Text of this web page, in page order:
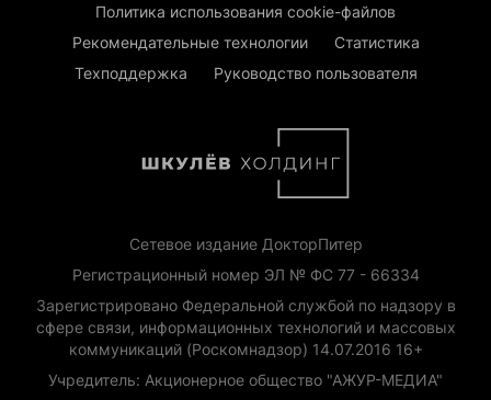
Политика использования cookie-файлов
Рекомендательные технологии
Статистика
Техподдержка
Руководство пользователя
Сетевое издание ДокторПитер
Регистрационный номер ЭЛ № ФС 77 - 66334
Зарегистрировано Федеральной службой по надзору в
сфере связи, информационных технологий и массовых
коммуникаций (Роскомнадзор) 14.07.2016 16+
Учредитель: Акционерное общество "АЖУР-МЕДИА"